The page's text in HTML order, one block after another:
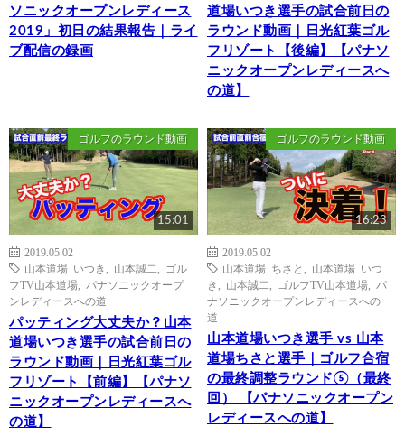
ソニックオープンレディース
2019」初日の結果報告｜ライ
ブ配信の録画
道場いつき選手の試合前日の
ラウンド動画｜日光紅葉ゴル
フリゾート【後編】【パナソ
ニックオープンレディースへ
の道】
ゴルフのラウンド動画
15:01
2019.05.02
山本道場 いつき
山本誠二
ゴル
フTV山本道場
パナソニックオープ
ンレディースへの道
パッティング大丈夫か？山本
道場いつき選手の試合前日の
ラウンド動画｜日光紅葉ゴル
フリゾート【前編】【パナソ
ニックオープンレディースへ
の道】
ゴルフのラウンド動画
16:23
2019.05.02
山本道場 ちさと
山本道場 いつ
き
山本誠二 ゴルフTV山本道場
パ
ナソニックオープンレディースへの
道
山本道場いつき選手 vs 山本
道場ちさと選手｜ゴルフ合宿
の最終調整ラウンド⑤（最終
回） 【パナソニックオープン
レディースへの道】